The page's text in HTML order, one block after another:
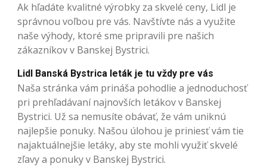
Ak hľadáte kvalitné výrobky za skvelé ceny, Lidl je
správnou voľbou pre vás. Navštívte nás a využite
naše výhody, ktoré sme pripravili pre našich
zákazníkov v Banskej Bystrici.
Lidl Banská Bystrica leták je tu vždy pre vás
Naša stránka vám prináša pohodlie a jednoduchosť
pri prehľadávaní najnovších letákov v Banskej
Bystrici. Už sa nemusíte obávať, že vám uniknú
najlepšie ponuky. Našou úlohou je priniesť vám tie
najaktuálnejšie letáky, aby ste mohli využiť skvelé
zľavy a ponuky v Banskej Bystrici.